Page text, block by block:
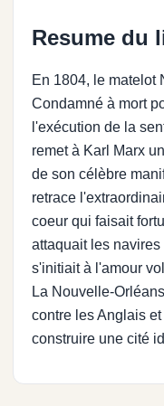
Resume du
En 1804, le matelot
Condamné à mort
l'exécution de la
remet à Karl Marx
de son célèbre
retrace
coeur qui faisait
attaquait les
s'initiait à l'amour
La Nouvelle-
contre les Anglais
construire une cité